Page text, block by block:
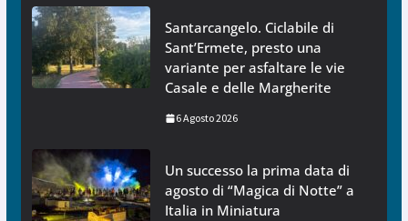
Santarcangelo. Ciclabile di
Sant’Ermete, presto una
variante per asfaltare le vie
Casale e delle Margherite
6 Agosto 2026
Un successo la prima data di
agosto di “Magica di Notte” a
Italia in Miniatura